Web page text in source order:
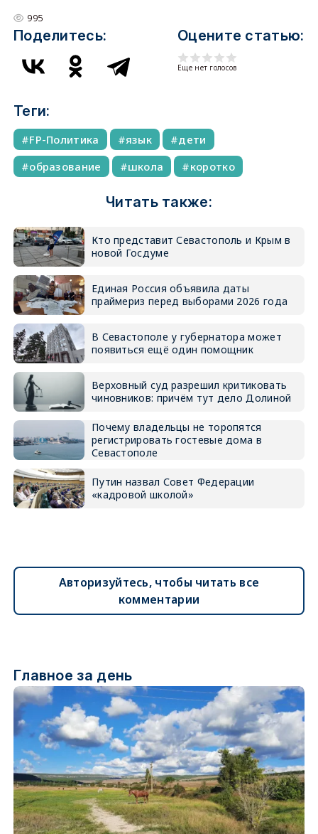
995
Поделитесь: Оцените статью:
Еще нет голосов
Теги:
FP-Политика язык
дети
образование
школа коротко
Читать также:
Кто представит Севастополь и Крым в
новой Госдуме
Единая Россия объявила даты
праймериз перед выборами 2026 года
В Севастополе у губернатора может
появиться ещё один помощник
Верховный суд разрешил критиковать
чиновников: причём тут дело Долиной
Почему владельцы не торопятся
регистрировать гостевые дома в
Севастополе
Путин назвал Совет Федерации
«кадровой школой»
Авторизуйтесь, чтобы читать все
комментарии
Главное за день